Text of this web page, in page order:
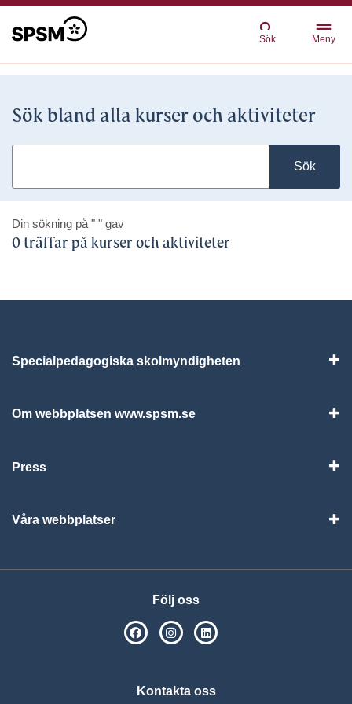
Sök Meny
Sök bland alla kurser och aktiviteter
Sök
Din sökning på " " gav
0 träffar på kurser och aktiviteter
Specialpedagogiska skolmyndigheten
Om webbplatsen www.spsm.se
Press
Våra webbplatser
Följ oss
SPSM på Facebook
SPSM på Instagram
Kontakta oss